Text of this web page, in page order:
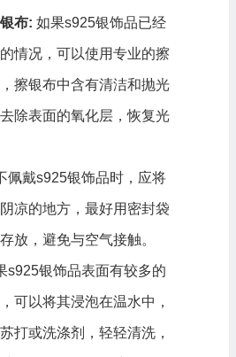
布: 如果s925银饰品已经
情况，可以使用专业的擦
擦银布中含有清洁和抛光
除表面的氧化层，恢复光
佩戴s925银饰品时，应将
凉的地方，最好用密封袋
放，避免与空气接触。
s925银饰品表面有较多的
可以将其浸泡在温水中，
打或洗涤剂，轻轻清洗，